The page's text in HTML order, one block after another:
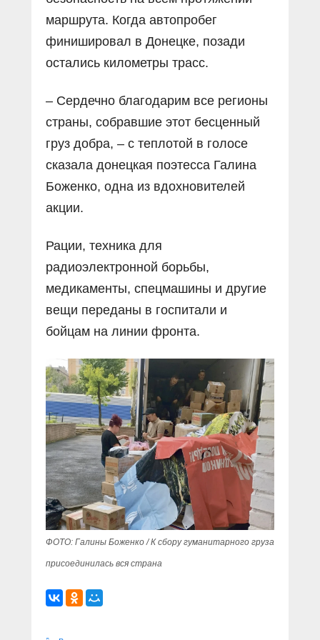
маршрута. Когда автопробег
финишировал в Донецке, позади
остались километры трасс.
– Сердечно благодарим все регионы
страны, собравшие этот бесценный
груз добра, – с теплотой в голосе
сказала донецкая поэтесса Галина
Боженко, одна из вдохновителей
акции.
Рации, техника для
радиоэлектронной борьбы,
медикаменты, спецмашины и другие
вещи переданы в госпитали и
бойцам на линии фронта.
ФОТО: Галины Боженко / К сбору гуманитарного груза
присоединилась вся страна